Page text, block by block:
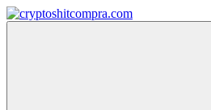
Saltar
al